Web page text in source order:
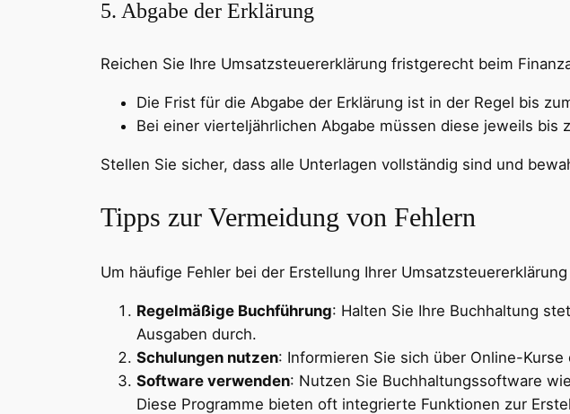
5. Abgabe der Erklärung
Reichen Sie Ihre Umsatzsteuererklärung fristgerecht beim
Die Frist für die Abgabe der Erklärung ist in der Regel bis
Bei einer vierteljährlichen Abgabe müssen diese jeweils bis
Stellen Sie sicher, dass alle Unterlagen vollständig sind und
Tipps zur Vermeidung von Fehlern
Um häufige Fehler bei der Erstellung Ihrer
Regelmäßige Buchführung: Halten Sie Ihre Buchhaltung
Ausgaben durch.
Schulungen nutzen: Informieren Sie sich über Online-
Software verwenden: Nutzen Sie Buchhaltungssoftware
Diese Programme bieten oft integrierte Funktionen zur